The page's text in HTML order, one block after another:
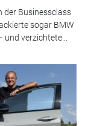
der Businessclass
sogar BMW
und verzichtete...